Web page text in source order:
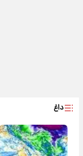
داغ